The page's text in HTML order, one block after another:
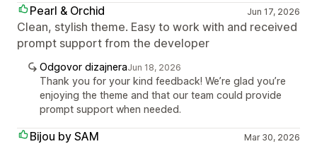
Pearl & Orchid Jun 17, 2026
Clean, stylish theme. Easy to work with and received
prompt support from the developer
Odgovor dizajneraJun 18, 2026
Thank you for your kind feedback! We’re glad you’re
enjoying the theme and that our team could provide
prompt support when needed.
Bijou by SAM Mar 30, 2026